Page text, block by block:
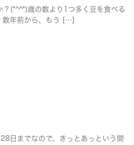
(*^^*)歳の数より1つ多く豆を食べる
数年前から、もう […]
日までなので、きっとあっという間